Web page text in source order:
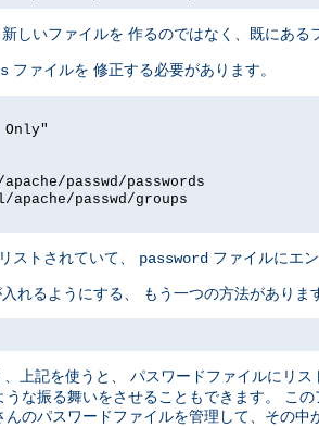
しいファイルを 作るのではなく、既にあ
ファイルを 修正する必要があります。
passwd/passwords
passwd/groups
ストされていて、 password ファイルにエ
れるようにする、 もう一つの方法があり
、上記を使うと、 パスワードファイルにリ
な振る舞いをさせることもできます。 こ
のパスワードファイルを管理して、その中